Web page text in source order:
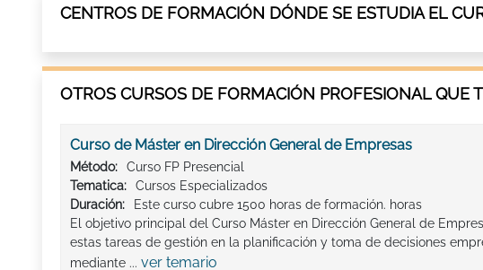
CENTROS DE FORMACIÓN DÓNDE SE ESTUDIA EL
OTROS CURSOS DE FORMACIÓN PROFESIONAL QUE
Curso de Máster en Dirección General de Empresas
Método:
Curso FP Presencial
Tematica:
Cursos Especializados
Duración:
Este curso cubre 1500 horas de formación. horas
El objetivo principal del Curso Máster en Dirección General de
estas tareas de gestión en la planificación y toma de decisiones
mediante ... ver temario